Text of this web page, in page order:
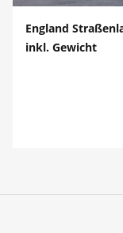
England
inkl. Gewicht